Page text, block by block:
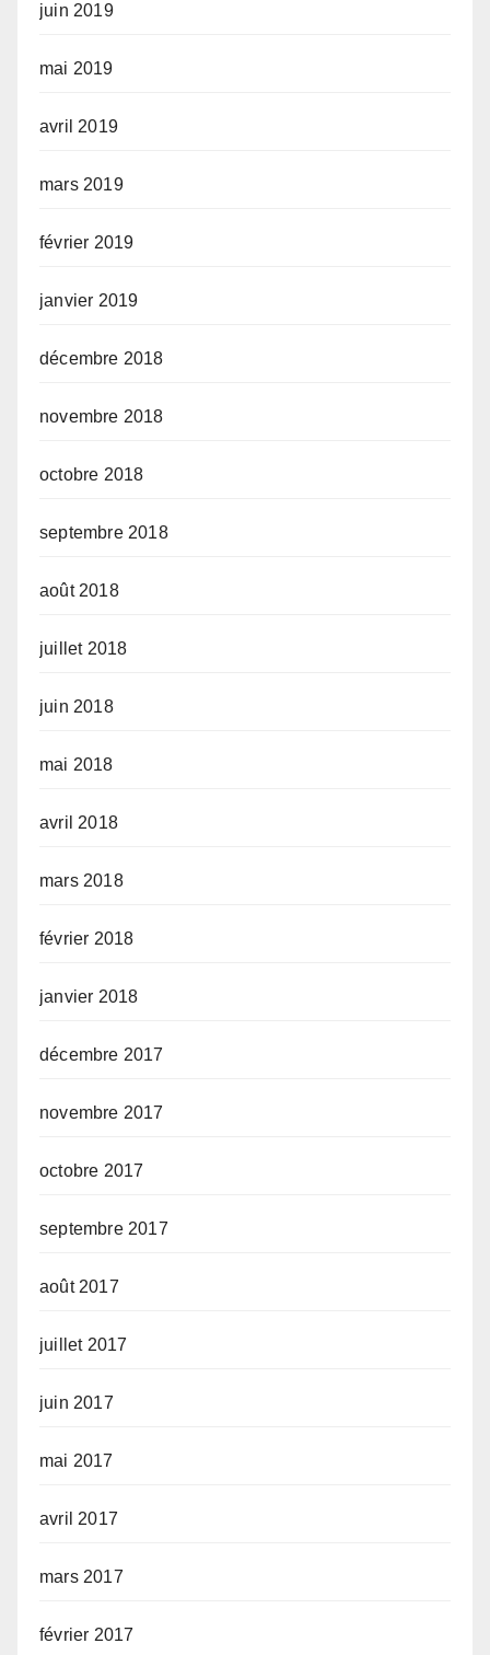
juin 2019
mai 2019
avril 2019
mars 2019
février 2019
janvier 2019
décembre 2018
novembre 2018
octobre 2018
septembre 2018
août 2018
juillet 2018
juin 2018
mai 2018
avril 2018
mars 2018
février 2018
janvier 2018
décembre 2017
novembre 2017
octobre 2017
septembre 2017
août 2017
juillet 2017
juin 2017
mai 2017
avril 2017
mars 2017
février 2017